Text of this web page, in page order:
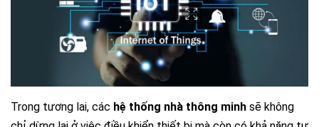
Trong tương lai, các hệ thống nhà thông minh sẽ không